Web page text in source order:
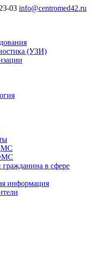
03 info@centromed42.ru
(УЗИ)
гражданина в сфере
информация